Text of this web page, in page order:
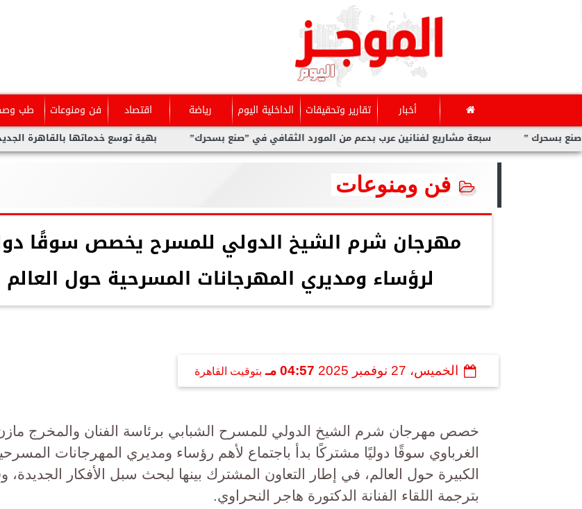
أخبار تقارير وتحقيقات الداخلية اليوم رياضة اقتصاد فن ومنوعات طب
بهية توسع خدماتها بالقاهرة الجديدة.. وحدة سبعة مشاريع لفنانين عرب بدعم من المورد الثقافي في ”صنع بسحرك”
فن ومنوعات
مهرجان شرم الشيخ الدولي للمسرح يخصص سوقًا
لرؤساء ومديري المهرجانات المسرحية حول العالم
الخميس، 27 نوفمبر 2025 04:57 مـ بتوقيت القاهرة
خصص مهرجان شرم الشيخ الدولي للمسرح الشبابي برئاسة الفنان والمخرج
الغرباوي سوقًا دوليًا مشتركًا بدأ باجتماع لأهم رؤساء ومديري المهرجانات
الكبيرة حول العالم، في إطار التعاون المشترك بينها لبحث سبل الأفكار الجديدة،
بترجمة اللقاء الفنانة الدكتورة هاجر النحراوي.